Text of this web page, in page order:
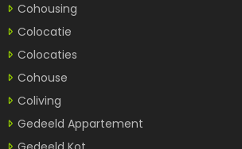
Cohousing
Colocatie
Colocaties
Cohouse
Coliving
Gedeeld Appartement